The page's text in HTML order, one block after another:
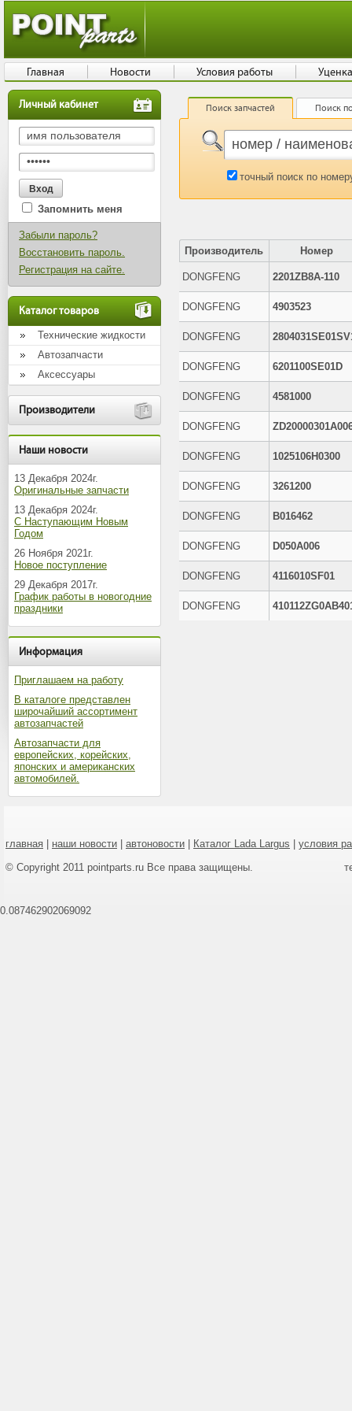
Личный кабинет
Запомнить меня
Забыли пароль?
Восстановить пароль.
Регистрация на сайте.
Каталог товаров
Технические жидкости
Автозапчасти
Аксессуары
Производители
Наши новости
13 Декабря 2024г.
Оригинальные запчасти
13 Декабря 2024г.
С Наступающим Новым
Годом
26 Ноября 2021г.
Новое поступление
29 Декабря 2017г.
График работы в новогодние
праздники
Информация
Приглашаем на работу
В каталоге представлен
широчайший ассортимент
автозапчастей
Автозапчасти для
европейских, корейских,
японских и американских
автомобилей.
Поиск запчастей Поиск
точный поиск по
Производитель Номер
DONGFENG 2201ZB8A-110
DONGFENG 4903523
DONGFENG
DONGFENG 6201100SE01D
DONGFENG 4581000
DONGFENG
DONGFENG 1025106H0300
DONGFENG 3261200
DONGFENG B016462
DONGFENG D050A006
DONGFENG 4116010SF01
DONGFENG
главная наши новости автоновости Каталог Lada Largus
условия
© Copyright 2011 pointparts.ru Все права защищены.
Главная Новости Условия работы
0.087462902069092